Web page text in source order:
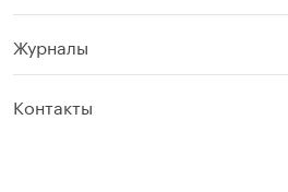
Журналы
Контакты